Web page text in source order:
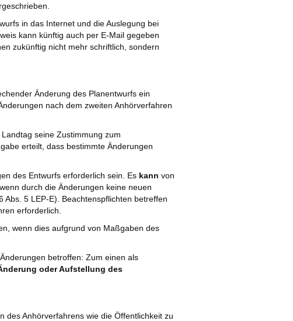
in das Internet und die Auslegung bei
kann künftig auch per E-Mail gegeben
zukünftig nicht mehr schriftlich, sondern
Änderung des Planentwurfs ein
nach dem zweiten Anhörverfahren
seine Zustimmung zum
erteilt, dass bestimmte Änderungen
des Entwurfs erforderlich sein. Es kann von
durch die Änderungen keine neuen
5 LEP-E). Beachtenspflichten betreffen
erforderlich.
wenn dies aufgrund von Maßgaben des
betroffen: Zum einen als
oder Aufstellung des
des Anhörverfahrens wie die Öffentlichkeit zu